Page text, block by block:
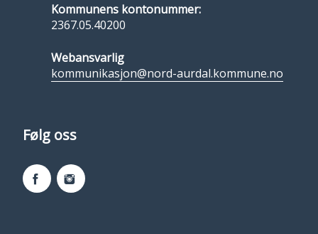
Kommunens kontonummer:
2367.05.40200
Webansvarlig
kommunikasjon@nord-aurdal.kommune.no
Følg oss
FacebookInstagram